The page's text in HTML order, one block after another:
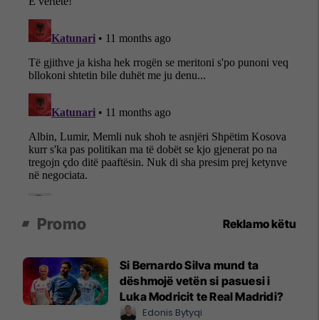
Promo Reklamo këtu
Si Bernardo Silva mund ta
dëshmojë vetën si pasuesi i
Luka Modricit te Real Madridi?
Edonis Bytyqi